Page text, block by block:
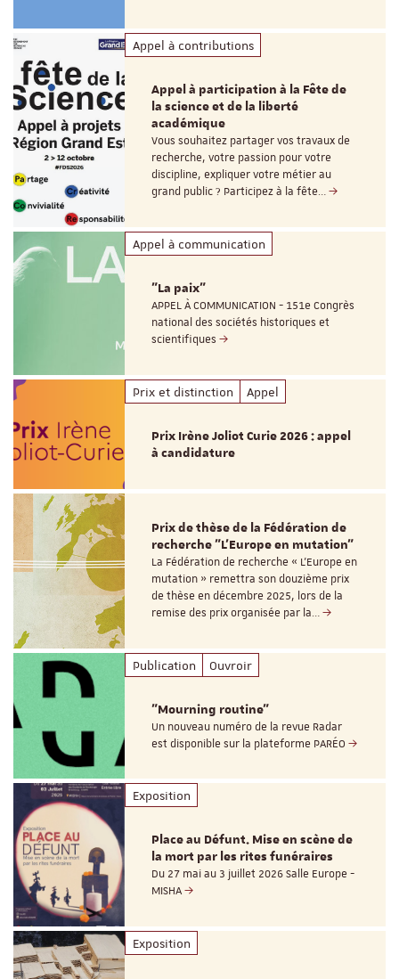
Appel à contributions
Appel à participation à la Fête de
la science et de la liberté
académique
Vous souhaitez partager vos travaux de
recherche, votre passion pour votre
discipline, expliquer votre métier au
grand public ? Participez à la fête…
Appel à communication
"La paix"
APPEL À COMMUNICATION - 151e Congrès
national des sociétés historiques et
scientifiques
Prix et distinction Appel
Prix Irène Joliot Curie 2026 : appel
à candidature
Prix de thèse de la Fédération de
recherche "L’Europe en mutation"
La Fédération de recherche « L’Europe en
mutation » remettra son douzième prix
de thèse en décembre 2025, lors de la
remise des prix organisée par la…
Publication Ouvroir
"Mourning routine"
Un nouveau numéro de la revue Radar
est disponible sur la plateforme PARÉO
Exposition
Place au Défunt. Mise en scène de
la mort par les rites funéraires
Du 27 mai au 3 juillet 2026 Salle Europe -
MISHA
Exposition